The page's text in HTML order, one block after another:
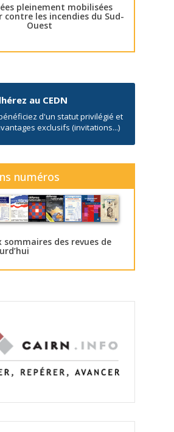
pleinement mobilisées
les incendies du Sud-
Ouest
au CEDN
d'un statut privilégié et
exclusifs (invitations...)
numéros
sommaires des revues de